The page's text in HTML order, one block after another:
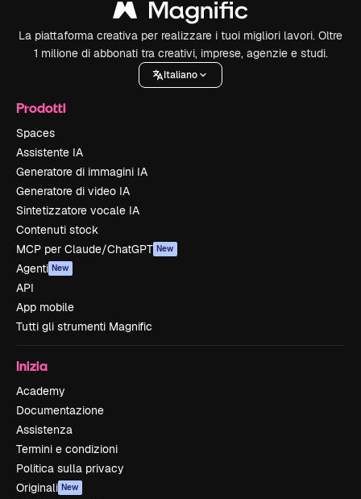
La piattaforma creativa per realizzare i tuoi migliori lavori. Oltre
1 milione di abbonati tra creativi, imprese, agenzie e studi.
Italiano
Prodotti
Spaces
Assistente IA
Generatore di immagini IA
Generatore di video IA
Sintetizzatore vocale IA
Contenuti stock
MCP per Claude/ChatGPT New
Agenti New
API
App mobile
Tutti gli strumenti Magnific
Inizia
Academy
Documentazione
Assistenza
Termini e condizioni
Politica sulla privacy
Originali New